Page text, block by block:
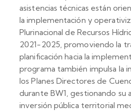
asistencias técnicas están
la implementación y
Plurinacional de Recursos
2021-2025, promoviendo la
planificación hacia la
programa también impulsa la
los Planes Directores de
durante BW1, gestionando su
inversión pública territorial